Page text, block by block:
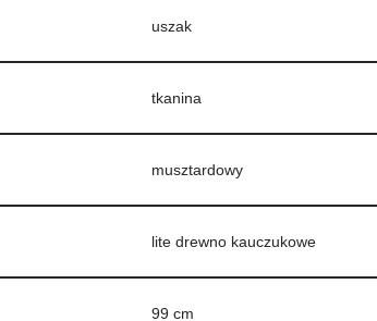
uszak
tkanina
musztardowy
lite drewno kauczukowe
99 cm